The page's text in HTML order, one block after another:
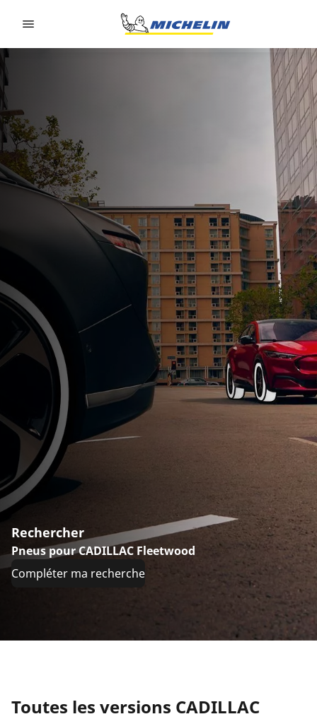
Rechercher
Pneus pour CADILLAC Fleetwood
Compléter ma recherche
Toutes les versions CADILLAC